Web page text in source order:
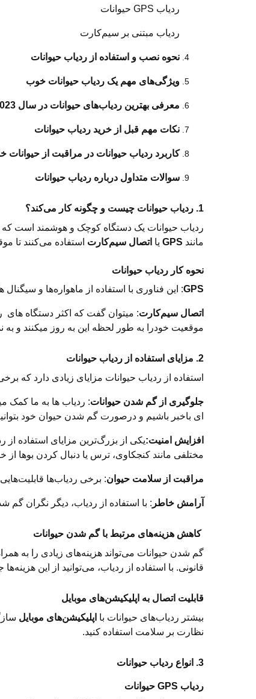
ردیاب GPS حیوانات
ردیاب مبتنی بر سیم‌کارت
نحوه نصب و استفاده از ردیاب حیوانات
ویژگی‌های مهم یک ردیاب حیوانات خوب
معرفی بهترین ردیاب‌های حیوانات در سال 2023
نکات مهم قبل از خرید ردیاب حیوانات
کاربرد ردیاب حیوانات در مراقبت از حیوانات
سوالات متداول درباره ردیاب حیوانات
1. ردیاب حیوانات چیست و چگونه کار می‌کند؟
ردیاب حیوانات یک دستگاه کوچک و هوشمند است که
مانند GPS یا اتصال سیم‌کارت استفاده می‌کنند تا
نحوه کار ردیاب حیوانات
GPS: این فناوری با استفاده از ماهواره‌ها و
اتصال سیم‌کارت: میتوان گفت که اکثر دستگاه های
موقعیت خودرا به طور لحظه این به روز میکنند و به
2. مزایای استفاده از ردیاب حیوانات
استفاده از ردیاب حیوانات مزایای زیادی دارد که
جلوگیری از گم شدن حیوانات: ردیاب ها به ما کمک
ای باخبر باشیم و درصورت گم شدن حیوان خود
افزایش امنیت:یکی از بزرگ‌ترین مزایای استفاده
مختلفی مانند کنجکاوی، ترس یا دنبال کردن بوها
مراقبت از سلامت حیوان: برخی ردیاب‌ها
آرامش خاطر : با استفاده از ردیاب، دیگر نگران گم
کاهش هزینه‌های مرتبط با گم شدن حیوانات
گم شدن حیوانات می‌تواند هزینه‌های زیادی را به
قانونی. با استفاده از ردیاب، می‌توانید از این
قابلیت اتصال به اپلیکیشن‌های موبایل
بیشتر ردیاب‌های حیوانات با اپلیکیشن‌های موبایل
نظارت بر سلامت استفاده کنید.
3. انواع ردیاب حیوانات
ردیاب GPS حیوانات